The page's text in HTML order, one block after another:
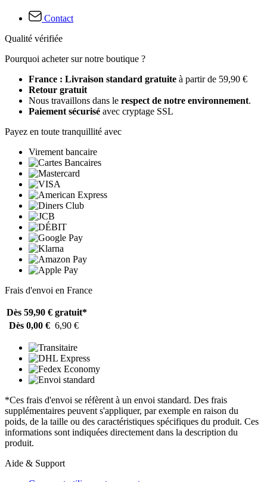
Contact
Qualité vérifiée
Pourquoi acheter sur notre boutique ?
France : Livraison standard gratuite à partir de 59,90 €
Retour gratuit
Nous travaillons dans le respect de notre environnement.
Paiement sécurisé avec cryptage SSL
Payez en toute tranquillité avec
Virement bancaire
Frais d'envoi en France
Dès 59,90 € gratuit*
Dès 0,00 € 6,90 €
*Ces frais d'envoi se réfèrent à un envoi standard. Des frais
supplémentaires peuvent s'appliquer, par exemple en raison du
poids, de la taille ou des caractéristiques spécifiques du produit. Ces
informations sont indiquées directement dans la description du
produit.
Aide & Support